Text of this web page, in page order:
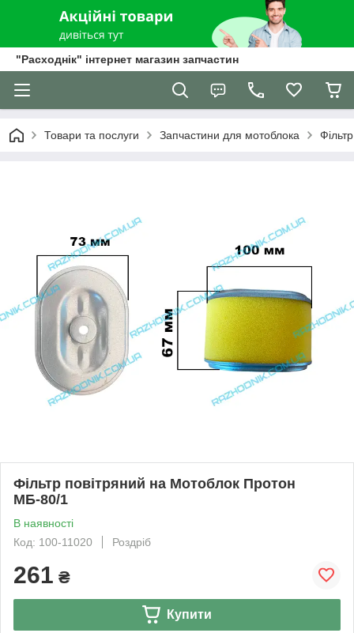
"Расходнік" інтернет магазин запчастин
Товари та послуги Запчастини для мотоблока
Фільтр повітряний на Мотоблок Протон
МБ-80/1
В наявності
Код: 100-11020
Роздріб
261 ₴
Купити